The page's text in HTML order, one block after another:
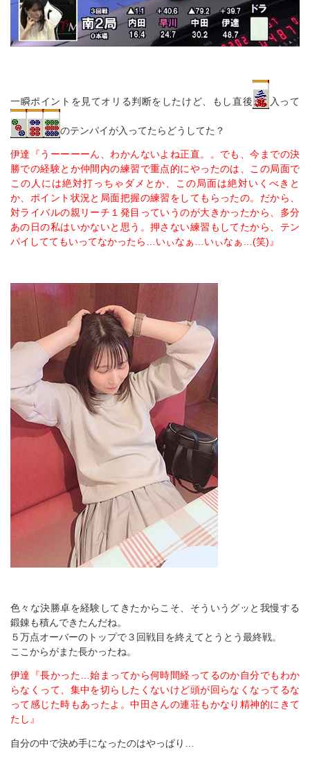
一瞬ポイントを見てオリる判断をしたけど、もし直後 入って
のテンパイが入ってたらどうしてた？
伊達『うーーーーん、わかんないよね正直。。でも、今までの決
勝での経験とか仲間内の練習で重点的にやったのは、この局面で
この人には絶対打っちゃダメとか、この局面は絶対いくべきと
か、ポイント状況と局面把握の練習をしてもらったの。だから、
対ライバルの親リーチ１発目っていうのが大きかったから、多分
あの日の私はいかないと思う。押さない練習もしてたから、テン
パイしててもいってなかったら…いぃなぁ…いぃなぁ…(笑)』
色々な決勝卓を経験してきたからこそ、そういうグッと我慢する
鍛錬も積んできたんだね。
５万点オーバーのトップで３回戦目を終えてとうとう最終戦。
ここからがまた長かったね。
伊達『長かった…始まってから何時間経ってるのか自分でもわか
らなくって、集中を切らしたくないけど頭が回らなくなってるな
って感じた時もあったよ。中田さんの連荘もかなり精神的にきて
たし』
自分の中で決め手になったのはやっぱり…